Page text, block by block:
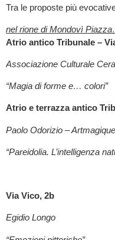
Tra le proposte più
nel rione di Mondovì
Atrio antico Tribunale –
Associazione Culturale
“Magia di forme e… colori”
Atrio e terrazza antico
Paolo Odorizio –
“Pareidolia. L’intelligenza
Via Vico, 2b
Egidio Longo